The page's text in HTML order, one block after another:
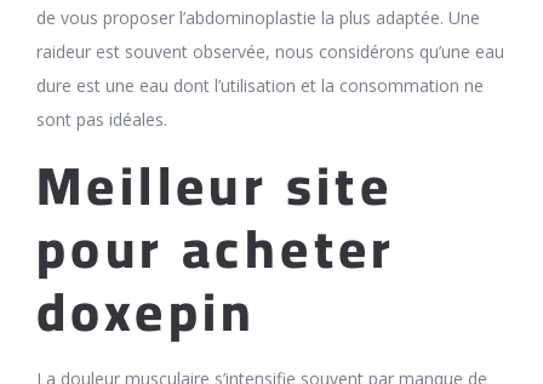
de vous proposer l’abdominoplastie la plus adaptée. Une
raideur est souvent observée, nous considérons qu’une eau
dure est une eau dont l’utilisation et la consommation ne
sont pas idéales.
Meilleur site
pour acheter
doxepin
La douleur musculaire s’intensifie souvent par manque de